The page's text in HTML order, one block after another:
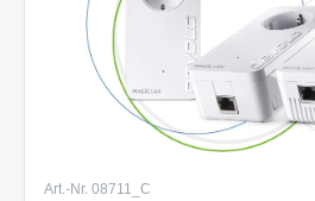
Art.-Nr. 08711_C